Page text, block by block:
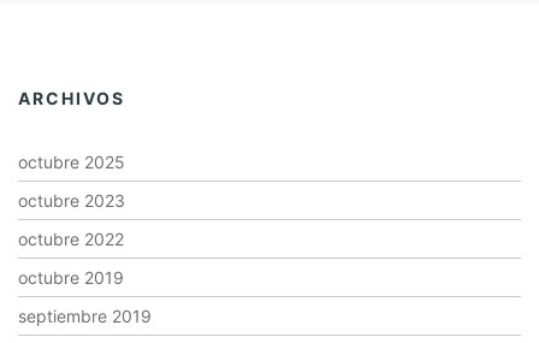
ARCHIVOS
octubre 2025
octubre 2023
octubre 2022
octubre 2019
septiembre 2019